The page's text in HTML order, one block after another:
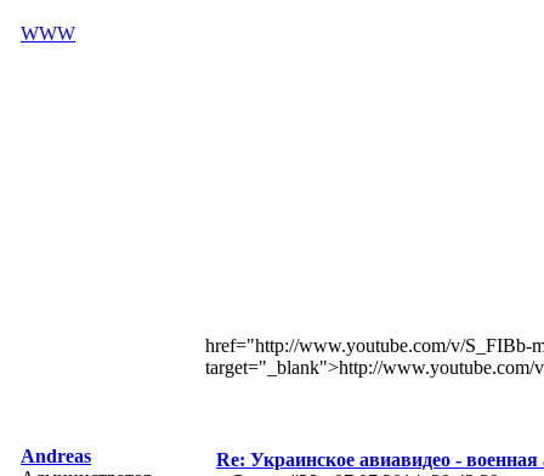
WWW
href="http://www.youtube.com/v/S_FIBb-
target="_blank">http://
Andreas
Re: Украинское авиавидео -